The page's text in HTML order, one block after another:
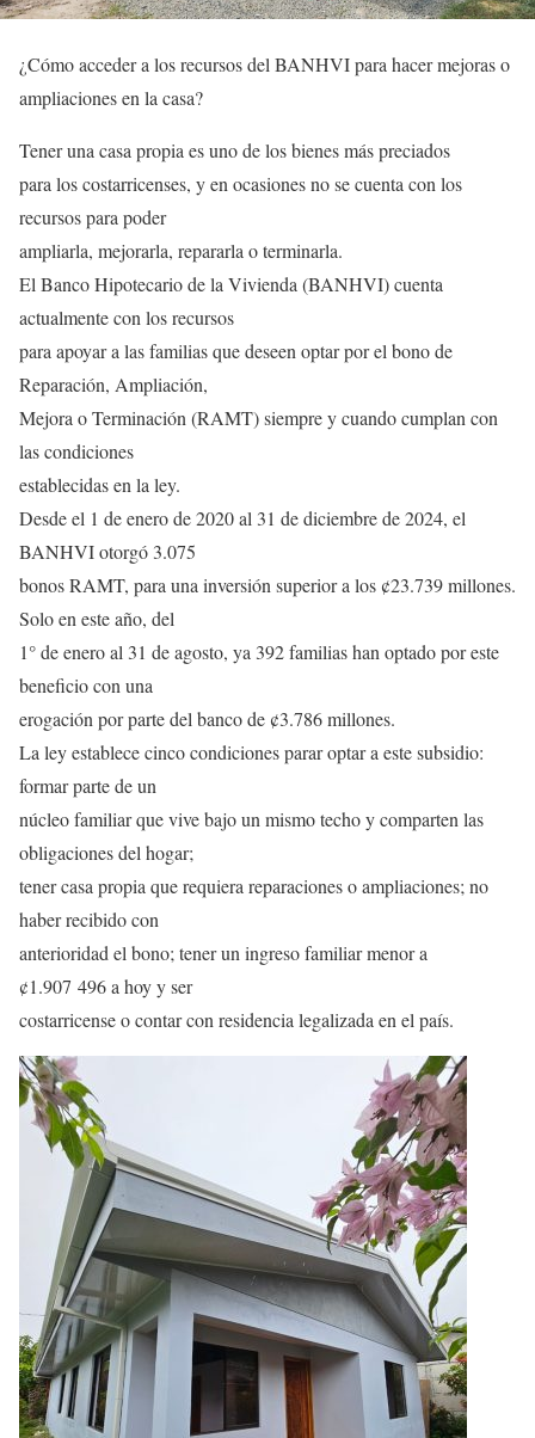
¿Cómo acceder a los recursos del BANHVI para hacer mejoras o
ampliaciones en la casa?
Tener una casa propia es uno de los bienes más preciados
para los costarricenses, y en ocasiones no se cuenta con los
recursos para poder
ampliarla, mejorarla, repararla o terminarla.
El Banco Hipotecario de la Vivienda (BANHVI) cuenta
actualmente con los recursos
para apoyar a las familias que deseen optar por el bono de
Reparación, Ampliación,
Mejora o Terminación (RAMT) siempre y cuando cumplan con
las condiciones
establecidas en la ley.
Desde el 1 de enero de 2020 al 31 de diciembre de 2024, el
BANHVI otorgó 3.075
bonos RAMT, para una inversión superior a los ¢23.739 millones.
Solo en este año, del
1° de enero al 31 de agosto, ya 392 familias han optado por este
beneficio con una
erogación por parte del banco de ¢3.786 millones.
La ley establece cinco condiciones parar optar a este subsidio:
formar parte de un
núcleo familiar que vive bajo un mismo techo y comparten las
obligaciones del hogar;
tener casa propia que requiera reparaciones o ampliaciones; no
haber recibido con
anterioridad el bono; tener un ingreso familiar menor a
¢1.907 496 a hoy y ser
costarricense o contar con residencia legalizada en el país.